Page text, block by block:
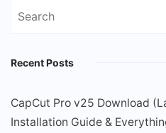
Search
Recent Posts
CapCut Pro v25 Download
Installation Guide &